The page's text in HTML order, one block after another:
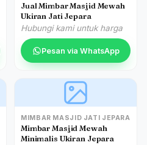
Jual Mimbar Masjid Mewah
Ukiran Jati Jepara
Hubungi kami untuk harga
Pesan via WhatsApp
MIMBAR MASJID JATI JEPARA
Mimbar Masjid Mewah
Minimalis Ukiran Jepara